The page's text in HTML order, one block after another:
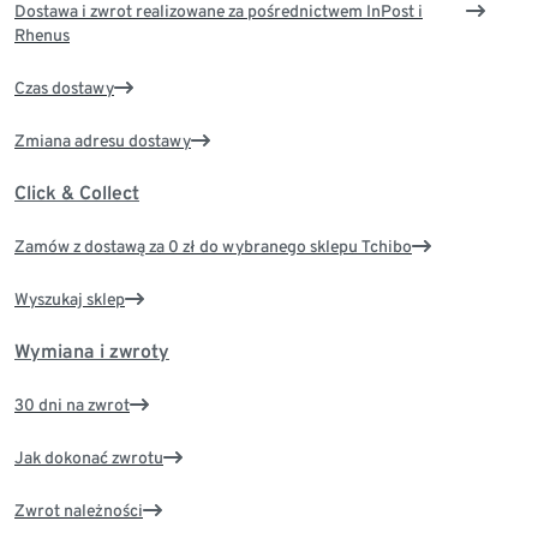
Dostawa i zwrot realizowane za pośrednictwem InPost i
Rhenus
Czas dostawy
Zmiana adresu dostawy
Click & Collect
Zamów z dostawą za 0 zł do wybranego sklepu Tchibo
Wyszukaj sklep
Wymiana i zwroty
30 dni na zwrot
Jak dokonać zwrotu
Zwrot należności